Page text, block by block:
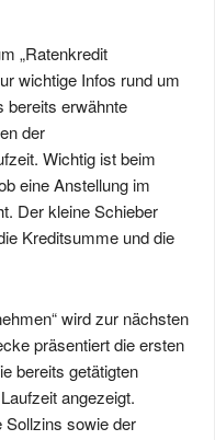
„Ratenkredit
wichtige Infos rund um
bereits erwähnte
der
Wichtig ist beim
eine Anstellung im
Der kleine Schieber
Kreditsumme und die
wird zur nächsten
präsentiert die ersten
bereits getätigten
angezeigt.
Sollzins sowie der